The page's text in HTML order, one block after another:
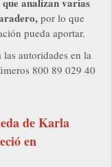
por lo que
pueda aportar.
autoridades en la
800 89 029 40
de Karla
en